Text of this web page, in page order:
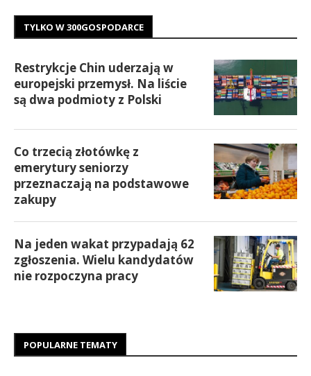
TYLKO W 300GOSPODARCE
Restrykcje Chin uderzają w
europejski przemysł. Na liście
są dwa podmioty z Polski
Co trzecią złotówkę z
emerytury seniorzy
przeznaczają na podstawowe
zakupy
Na jeden wakat przypadają 62
zgłoszenia. Wielu kandydatów
nie rozpoczyna pracy
POPULARNE TEMATY